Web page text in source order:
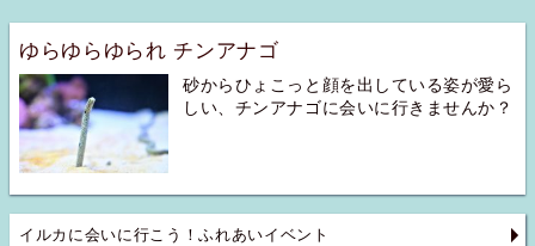
ゆらゆらゆられ チンアナゴ
砂からひょこっと顔を出している姿が愛ら
しい、チンアナゴに会いに行きませんか？
イルカに会いに行こう！ふれあいイベント